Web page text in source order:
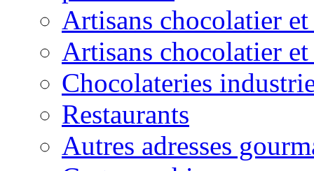
Artisans chocolatier
Artisans chocolatier
Chocolateries
Restaurants
Autres adresses